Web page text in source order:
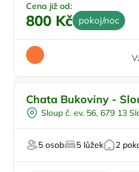
Cena již od:
800 Kč pokoj/noc
Pro cyklisty
U lesa
Pro majitele mazlíčků
Chata Bukoviny -
Sloup č. ev. 56, 679 13
5 osob 5 lůžek 2